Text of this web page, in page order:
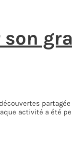
activité a été